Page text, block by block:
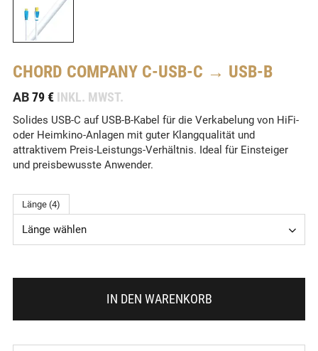
CHORD COMPANY C-USB-C → USB-B
AB79 € INKL. MWST.
Solides USB-C auf USB-B-Kabel für die Verkabelung von HiFi-
oder Heimkino-Anlagen mit guter Klangqualität und
attraktivem Preis-Leistungs-Verhältnis. Ideal für Einsteiger
und preisbewusste Anwender.
Länge (4)
Länge wählen
IN DEN WARENKORB